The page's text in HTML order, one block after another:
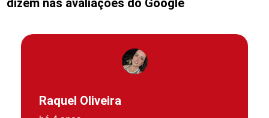
dizem nas avaliações do Google
Raquel Oliveira